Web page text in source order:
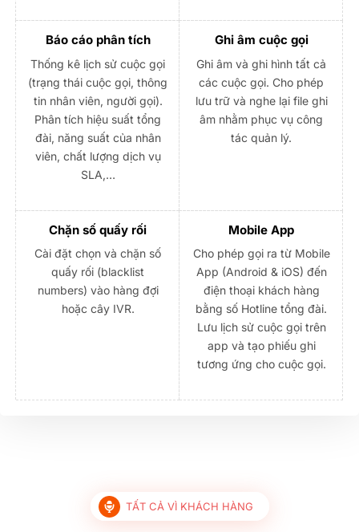
Báo cáo phân tích
Thống kê lịch sử cuộc gọi
(trạng thái cuộc gọi, thông
tin nhân viên, người gọi).
Phân tích hiệu suất tổng
đài, năng suất của nhân
viên, chất lượng dịch vụ
SLA,…
Ghi âm cuộc gọi
Ghi âm và ghi hình tất cả
các cuộc gọi. Cho phép
lưu trữ và nghe lại file ghi
âm nhằm phục vụ công
tác quản lý.
Chặn số quấy rối
Cài đặt chọn và chặn số
quấy rối (blacklist
numbers) vào hàng đợi
hoặc cây IVR.
Mobile App
Cho phép gọi ra từ Mobile
App (Android & iOS) đến
điện thoại khách hàng
bằng số Hotline tổng đài.
Lưu lịch sử cuộc gọi trên
app và tạo phiếu ghi
tương ứng cho cuộc gọi.
TẤT CẢ VÌ KHÁCH HÀNG